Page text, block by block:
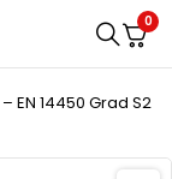
0
EN 14450 Grad S2